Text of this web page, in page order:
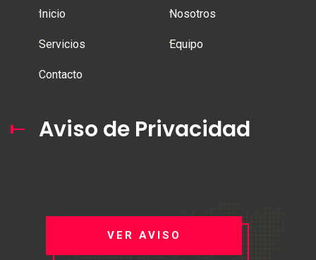
Inicio Nosotros
Servicios Equipo
Contacto
Aviso de Privacidad
VER AVISO